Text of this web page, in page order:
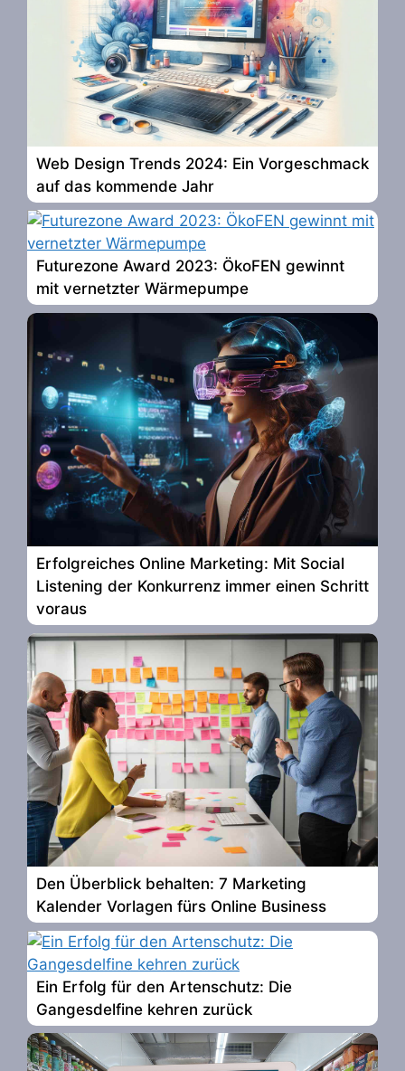
Web Design Trends 2024: Ein Vorgeschmack
auf das kommende Jahr
Futurezone Award 2023: ÖkoFEN gewinnt
mit vernetzter Wärmepumpe
Erfolgreiches Online Marketing: Mit Social
Listening der Konkurrenz immer einen Schritt
voraus
Den Überblick behalten: 7 Marketing
Kalender Vorlagen fürs Online Business
Ein Erfolg für den Artenschutz: Die
Gangesdelfine kehren zurück